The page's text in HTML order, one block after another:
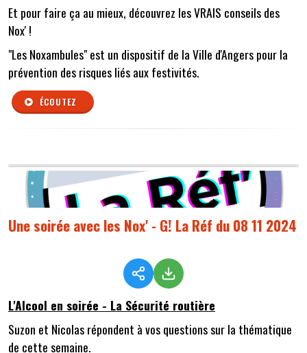
Et pour faire ça au mieux, découvrez les VRAIS conseils des
Nox' !
"Les Noxambules" est un dispositif de la Ville d'Angers pour la
prévention des risques liés aux festivités.
ÉCOUTEZ
Une soirée avec les Nox' - G! La Réf du 08 11 2024
L'Alcool en soirée - La Sécurité routière
Suzon et Nicolas répondent à vos questions sur la thématique
de cette semaine.